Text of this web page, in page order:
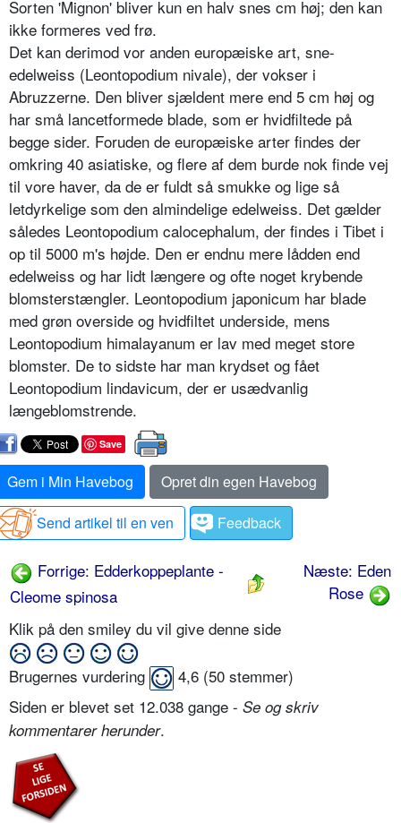
Sorten 'Mignon' bliver kun en halv snes cm høj; den kan
ikke formeres ved frø.
Det kan derimod vor anden europæi­ske art, sne-
edelweiss (Leontopodium nivale), der vokser i
Abruzzerne. Den bliver sjældent mere end 5 cm høj og
har små lancetformede blade, som er hvidfiltede på
begge sider. Foruden de europæiske arter findes der
omkring 40 asiatiske, og flere af dem burde nok finde vej
til vore haver, da de er fuldt så smukke og lige så
letdyrkelige som den almindelige edelweiss. Det gælder
således Leontopodium calocephalum, der findes i Tibet i
op til 5000 m's højde. Den er endnu mere lådden end
edelweiss og har lidt længere og ofte noget krybende
blomsterstængler. Leontopodium japonicum har blade
med grøn overside og hvidfiltet under­side, mens
Leontopodium himalaya­num er lav med meget store
blomster. De to sidste har man krydset og fået
Leontopodium lindavicum, der er u­sædvanlig
længeblomstrende.
Save
Gem i Min Havebog
Opret din egen Havebog
Send artikel til en ven
Feedback
Forrige: Edderkoppe­plante -
Cleome spinosa
Næste: Eden
Rose
Klik på den smiley du vil give denne side
Brugernes vurdering 4,6 (50 stemmer)
Siden er blevet set 12.038 gange - Se og skriv
kommentarer herunder.